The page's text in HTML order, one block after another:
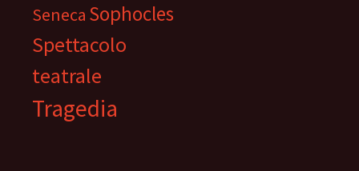
Seneca Sophocles
Spettacolo
teatrale
Tragedia